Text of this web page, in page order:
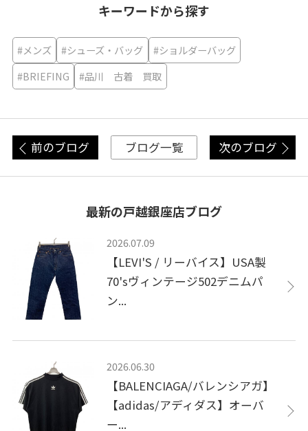
キーワードから探す
#メンズ #シューズ・バッグ
#ショルダーバッグ
#BRIEFING
#品川 古着 買取
前のブログ ブログ一覧 次のブログ
最新の戸越銀座店ブログ
2026.07.09
【LEVI'S / リーバイス】USA製
70'sヴィンテージ502デニムパ
ン...
2026.06.30
【BALENCIAGA/バレンシアガ】
【adidas/アディダス】オーバ
ー...